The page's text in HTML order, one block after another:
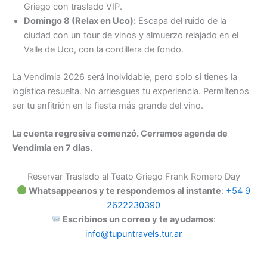
Griego con traslado VIP.
Domingo 8 (Relax en Uco): Escapa del ruido de la
ciudad con un tour de vinos y almuerzo relajado en el
Valle de Uco, con la cordillera de fondo.
La Vendimia 2026 será inolvidable, pero solo si tienes la
logística resuelta. No arriesgues tu experiencia. Permítenos
ser tu anfitrión en la fiesta más grande del vino.
La cuenta regresiva comenzó. Cerramos agenda de
Vendimia en 7 días.
Reservar Traslado al Teato Griego Frank Romero Day
Whatsappeanos y te respondemos al instante: +54 9
2622230390
Escribinos un correo y te ayudamos:
info@tupuntravels.tur.ar